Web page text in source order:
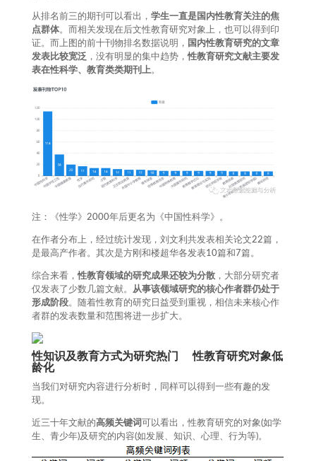
从排名前三的期刊可以看出， 学生一直是国内性教育关注的焦
点群体。而相关发现在后文性教育研究对象上，也可以得到印
证。而上图的前十刊物排名数据说明， 国内性教育研究的文章
发表比较宽泛 ，没有明显的集中趋势，性教育研究文献主要发
表在性科学、教育类类期刊上。
注：《性学》2000年后更名为《中国性科学》。
在作者分布上，经过统计发现，刘文利共发表相关论文22篇，
是最高产作者。其次是方刚和楼超华各发表10篇和7篇。
综合来看，性教育领域的研究成果还较为分散，大部分研究者
仅发表了少数几篇文献。 从事该领域研究的核心作者群仍处于
形成阶段。随着性教育的研究日益受到重视，相信未来核心作
者群的发表数量和范围将进一步扩大。
性知识及教育方式为研究热门性教育研究对象低
龄化
当我们对研究内容进行分析时，同样可以得到一些有趣的发
现。
近三十年文献的 高频关键词 可以看出，性教育研究的对象(如学
生、青少年)及研究的内容(如发展、知识、心理、行为等)。